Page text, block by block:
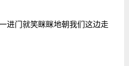
进门就笑眯眯地朝我们这边走